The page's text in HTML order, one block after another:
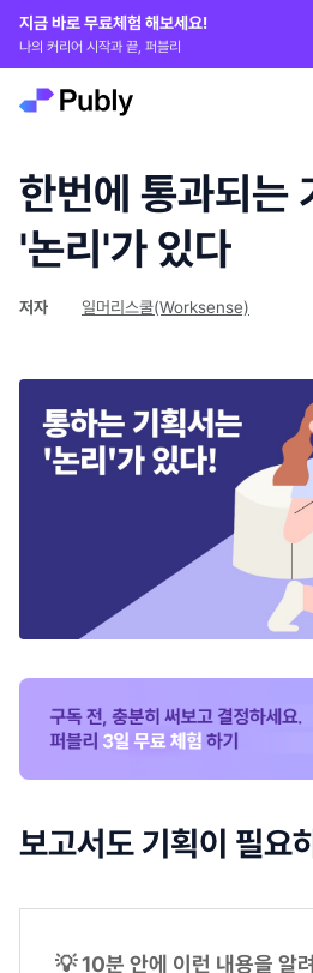
지금 바로 무료체험 해보세요!
나의 커리어 시작과 끝, 퍼블리
한번에 통과되는
'논리'가 있다
저자 일머리스쿨(Worksense)
보고서도 기획이 필요
💡 10분 안에 이런 내용을 알